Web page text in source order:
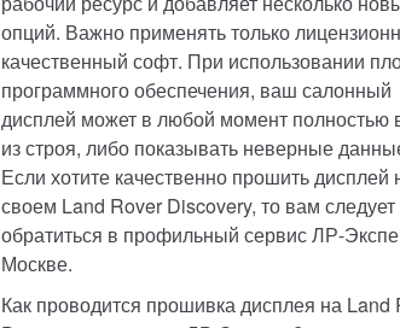
опций. Важно применять только
качественный софт. При использовании
программного обеспечения, ваш салонный
дисплей может в любой момент полностью
из строя, либо показывать неверные
Если хотите качественно прошить дисплей
своем Land Rover Discovery, то вам следует
обратиться в профильный сервис ЛР-
Москве.
Как проводится прошивка дисплея на Land